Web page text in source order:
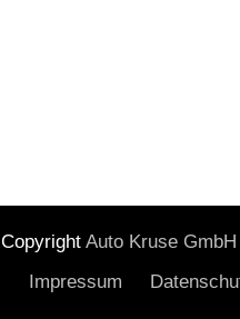
Copyright Auto Kruse GmbH
Impressum